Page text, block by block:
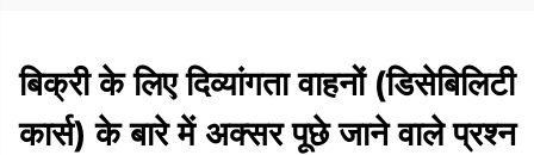
बिक्री के लिए दिव्यांगता वाहनों (डिसेबिलिटी
कार्स) के बारे में अक्सर पूछे जाने वाले प्रश्न